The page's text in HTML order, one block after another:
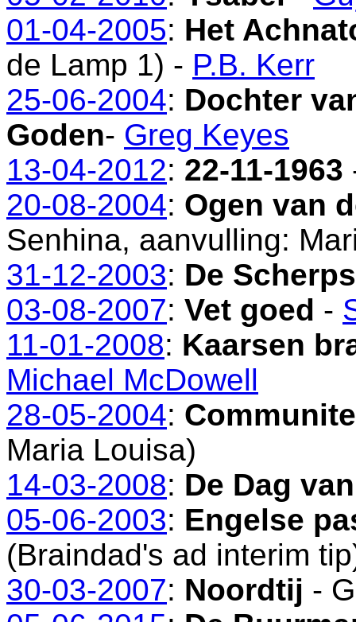
01-04-2005: Het
de Lamp 1) - P.B. Kerr
25-06-2004: Dochter
Goden- Greg Keyes
13-04-2012: 22-11-1963
20-08-2004: Ogen van
Senhina, aanvulling:
31-12-2003: De
03-08-2007: Vet goed -
11-01-2008: Kaarsen
Michael McDowell
28-05-2004:
Maria Louisa)
14-03-2008: De Dag
05-06-2003: Engelse
(Braindad's ad interim
30-03-2007: Noordtij -